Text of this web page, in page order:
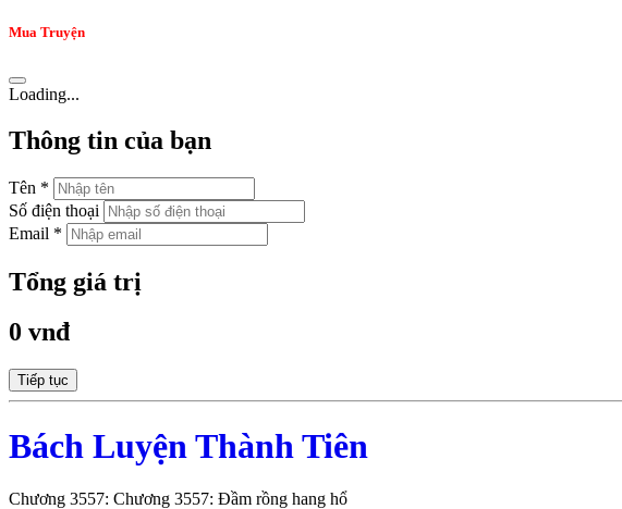
Mua Truyện
Loading...
Thông tin của bạn
Tên *
Số điện thoại
Email *
Tổng giá trị
0 vnđ
Tiếp tục
Bách Luyện Thành Tiên
Chương 3557: Chương 3557: Đầm rồng hang hổ